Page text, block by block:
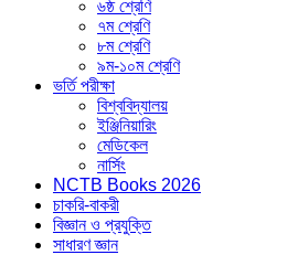
৬ষ্ঠ শ্রেণি
৭ম শ্রেণি
৮ম শ্রেণি
৯ম-১০ম শ্রেণি
ভর্তি পরীক্ষা
বিশ্ববিদ্যালয়
ইঞ্জিনিয়ারিং
মেডিকেল
নার্সিং
NCTB Books 2026
চাকরি-বাকরী
বিজ্ঞান ও প্রযুক্তি
সাধারণ জ্ঞান